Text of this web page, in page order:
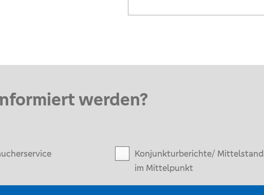
werden?
Konjunkturberichte/ Mittelstand
im Mittelpunkt